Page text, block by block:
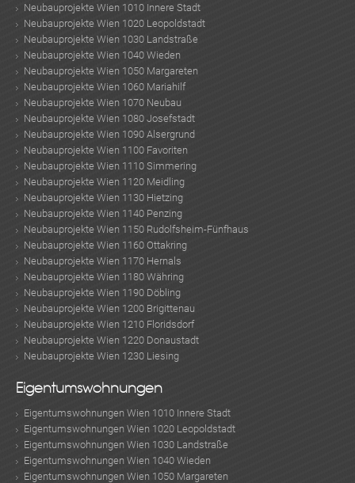
Neubauprojekte Wien 1010 Innere Stadt
Neubauprojekte Wien 1020 Leopoldstadt
Neubauprojekte Wien 1030 Landstraße
Neubauprojekte Wien 1040 Wieden
Neubauprojekte Wien 1050 Margareten
Neubauprojekte Wien 1060 Mariahilf
Neubauprojekte Wien 1070 Neubau
Neubauprojekte Wien 1080 Josefstadt
Neubauprojekte Wien 1090 Alsergrund
Neubauprojekte Wien 1100 Favoriten
Neubauprojekte Wien 1110 Simmering
Neubauprojekte Wien 1120 Meidling
Neubauprojekte Wien 1130 Hietzing
Neubauprojekte Wien 1140 Penzing
Neubauprojekte Wien 1150 Rudolfsheim-Fünfhaus
Neubauprojekte Wien 1160 Ottakring
Neubauprojekte Wien 1170 Hernals
Neubauprojekte Wien 1180 Währing
Neubauprojekte Wien 1190 Döbling
Neubauprojekte Wien 1200 Brigittenau
Neubauprojekte Wien 1210 Floridsdorf
Neubauprojekte Wien 1220 Donaustadt
Neubauprojekte Wien 1230 Liesing
Eigentumswohnungen
Eigentumswohnungen Wien 1010 Innere Stadt
Eigentumswohnungen Wien 1020 Leopoldstadt
Eigentumswohnungen Wien 1030 Landstraße
Eigentumswohnungen Wien 1040 Wieden
Eigentumswohnungen Wien 1050 Margareten